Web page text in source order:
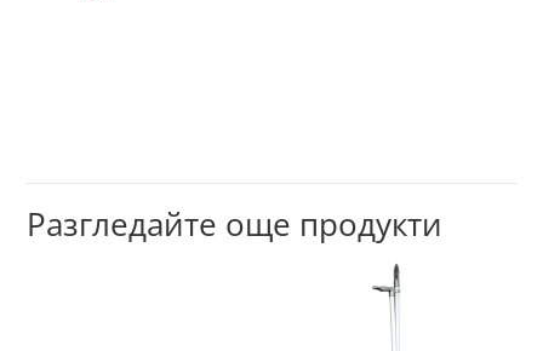
Разгледайте още продукти